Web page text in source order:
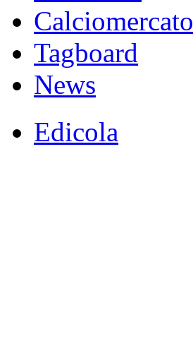
Calciomercato
Tagboard
News
Edicola